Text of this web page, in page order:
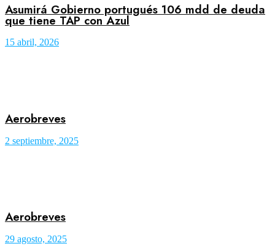
Asumirá Gobierno portugués 106 mdd de deuda
que tiene TAP con Azul
15 abril, 2026
Aerobreves
2 septiembre, 2025
Aerobreves
29 agosto, 2025